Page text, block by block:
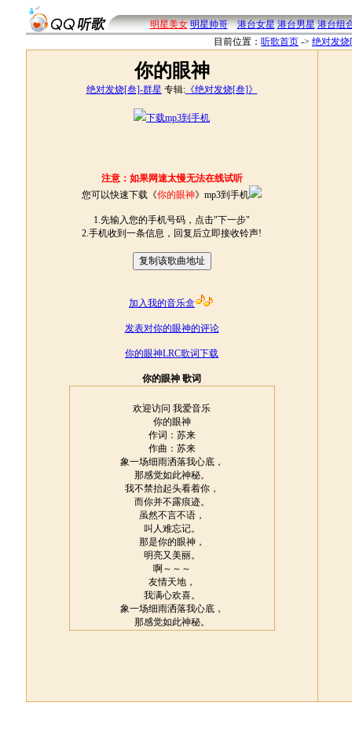
明星美女 明星帅哥 港台女星 港台男星 港台组
目前位置： 听歌首页 -> 绝对发
你的眼神
绝对发烧[叁]-群星 专辑:《绝对发烧[叁]》
下载mp3到手机
注意：如果网速太慢无法在线试听
您可以快速下载《你的眼神》mp3到手机
1.先输入您的手机号码，点击"下一步"
2.手机收到一条信息，回复后立即接收铃声!
加入我的音乐盒
发表对你的眼神的评论
你的眼神LRC歌词下载
你的眼神 歌词
欢迎访问 我爱音乐
你的眼神
作词：苏来
作曲：苏来
象一场细雨洒落我心底，
那感觉如此神秘。
我不禁抬起头看着你，
而你并不露痕迹。
虽然不言不语，
叫人难忘记。
那是你的眼神，
明亮又美丽。
啊～～～
友情天地，
我满心欢喜。
象一场细雨洒落我心底，
那感觉如此神秘。
明亮又美丽。